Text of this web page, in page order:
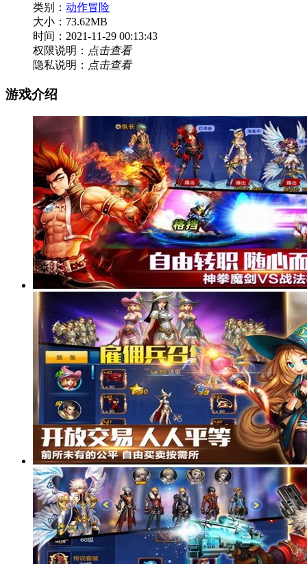
类别： 动作冒险
大小：73.62MB
时间：2021-11-29 00:13:43
权限说明： 点击查看
隐私说明： 点击查看
游戏介绍